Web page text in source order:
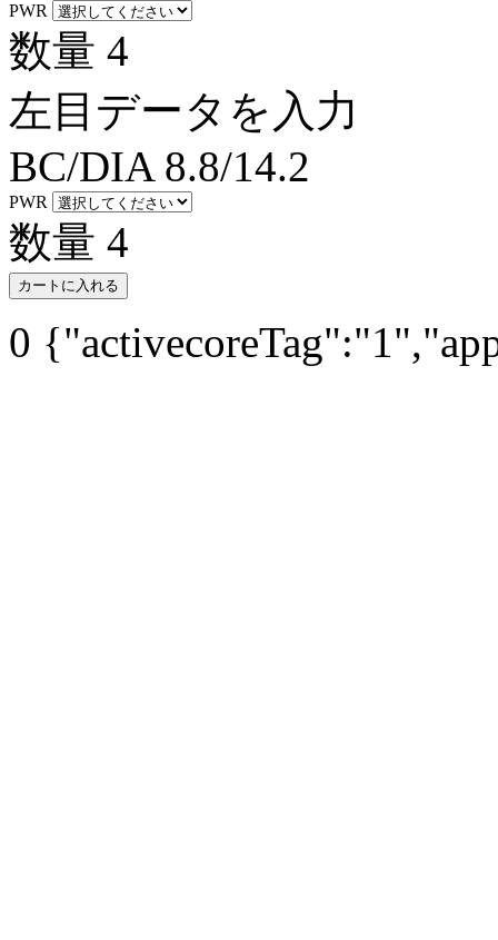
PWR
数量 4
左目データを入力
BC/DIA 8.8/14.2
PWR
数量 4
カートに入れる
0